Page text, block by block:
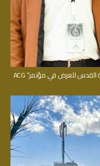
قبول خمسة أبحاث من كلية الطب في جامعة القدس للعرض في مؤتمر” ACG